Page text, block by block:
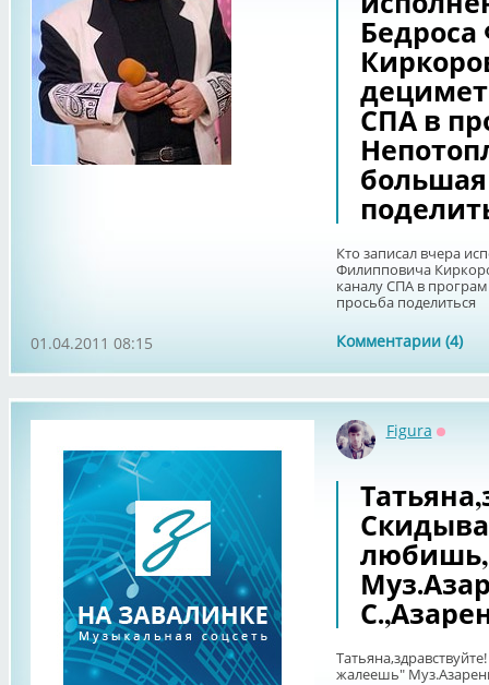
СПА в
Кто записал вчера
Филипповича
каналу СПА в
просьба поделиться
Комментарии (4)
01.04.2011 08:15
Figura
жалеешь"